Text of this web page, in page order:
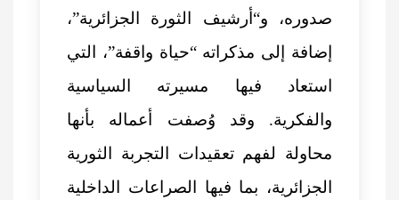
صدوره، و“أرشيف الثورة الجزائرية”،
إضافة إلى مذكراته “حياة واقفة”، التي
استعاد فيها مسيرته السياسية
والفكرية. وقد وُصفت أعماله بأنها
محاولة لفهم تعقيدات التجربة الثورية
الجزائرية، بما فيها الصراعات الداخلية